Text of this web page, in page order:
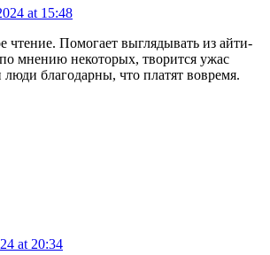
at 15:48
чтение. Помогает выглядывать из айти-
мнению некоторых, творится ужас
благодарны, что платят вовремя.
at 20:34